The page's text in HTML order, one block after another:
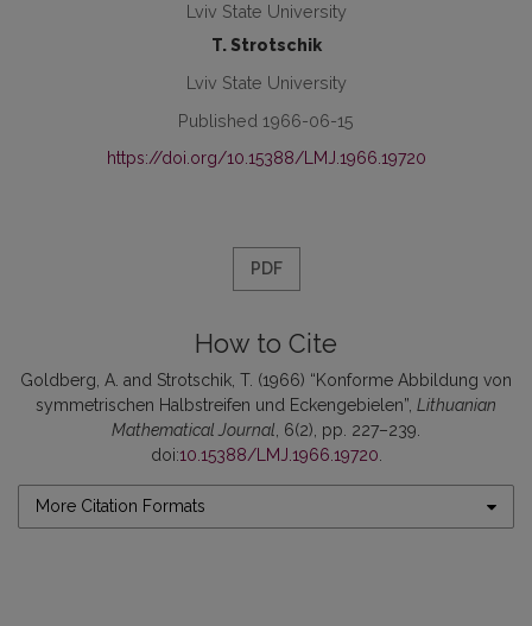
Lviv State University
T. Strotschik
Lviv State University
Published 1966-06-15
https://doi.org/10.15388/LMJ.1966.19720
PDF
How to Cite
Goldberg, A. and Strotschik, T. (1966) “Konforme Abbildung von
symmetrischen Halbstreifen und Eckengebielen”, Lithuanian
Mathematical Journal , 6(2), pp. 227–239.
doi:10.15388/LMJ.1966.19720
More Citation Formats